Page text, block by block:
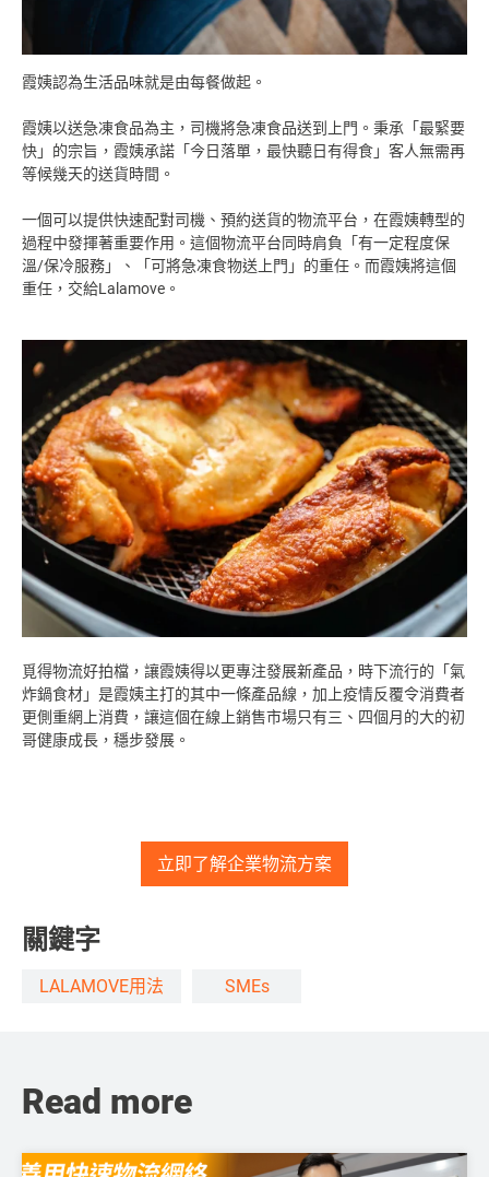
霞姨認為生活品味就是由每餐做起。
霞姨以送急凍食品為主，司機將急凍食品送到上門。秉承 「最緊要
快」 的宗旨，霞姨承諾「今日落單，最快聽日有得食」客人無需再
等候幾天的送貨時間。
一個可以提供快速配對司機、預約送貨的物流平台，在霞姨轉型的
過程中發揮著重要作用。這個物流平台同時肩負「有一定程度保
溫/保冷服務」、「可將急凍食物送上門」的重任。而霞姨將這個
重任，交給Lalamove。
覓得物流好拍檔，讓霞姨得以更專注發展新產品，時下流行的「氣
炸鍋食材」是霞姨主打的其中一條產品線，加上疫情反覆令消費者
更側重網上消費，讓這個在線上銷售市場只有三、四個月的大的初
哥健康成長，穩步發展。
立即了解企業物流方案
關鍵字
LALAMOVE用法 SMEs
Read more